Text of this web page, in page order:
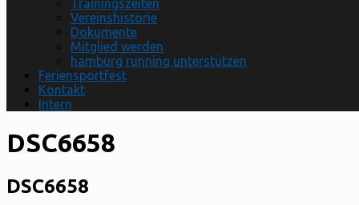
Trainingszeiten
Vereinshistorie
Dokumente
Mitglied werden
hamburg running unterstützen
Feriensportfest
Kontakt
Intern
DSC6658
DSC6658